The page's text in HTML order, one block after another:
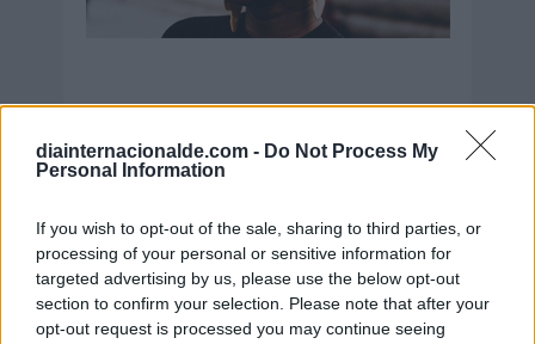
diainternacionalde.com - Do Not Process My
Personal Information
If you wish to opt-out of the sale, sharing to third parties, or
processing of your personal or sensitive information for
targeted advertising by us, please use the below opt-out
section to confirm your selection. Please note that after your
opt-out request is processed you may continue seeing
Secciones destacadas
Noticias y actualidad sobre Días